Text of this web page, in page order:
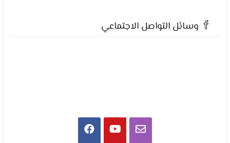
وسائل التواصل الاجتماعي